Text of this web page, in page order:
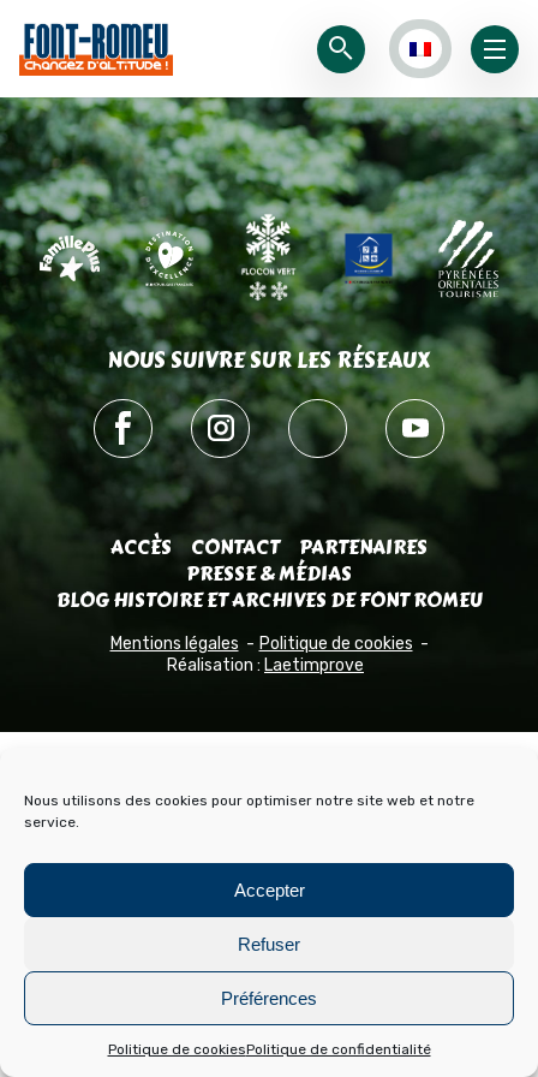
Nous utilisons des cookies pour optimiser notre site web et notre
service.
Accepter
Refuser
Préférences
Politique de cookiesPolitique de confidentialité
NOUS SUIVRE SUR LES RÉSEAUX
ACCÈS CONTACT
PARTENAIRES
PRESSE & MÉDIAS
BLOG HISTOIRE ET ARCHIVES DE FONT ROMEU
Mentions légales
Politique de cookies
Réalisation : Laetimprove